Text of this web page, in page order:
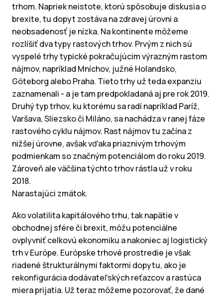
trhom. Napriek neistote, ktorú spôsobuje diskusia o
brexite, tu dopyt zostáva na zdravej úrovni a
neobsadenosť je nízka. Na kontinente môžeme
rozlíšiť dva typy rastových trhov. Prvým z nich sú
vyspelé trhy typické pokračujúcim výrazným rastom
nájmov, napríklad Mníchov, južné Holandsko,
Göteborg alebo Praha. Tieto trhy už teda expanziu
zaznamenali - a je tam predpokladaná aj pre rok 2019.
Druhý typ trhov, ku ktorému sa radí napríklad Paríž,
Varšava, Sliezsko či Miláno, sa nachádza v ranej fáze
rastového cyklu nájmov. Rast nájmov tu začína z
nižšej úrovne, avšak vďaka priaznivým trhovým
podmienkam so značným potenciálom do roku 2019.
Zároveň ale väčšina týchto trhov rástla už v roku
2018.
Narastajúci zmätok.
Ako volatilita kapitálového trhu, tak napätie v
obchodnej sfére či brexit, môžu potenciálne
ovplyvniť celkovú ekonomiku a nakoniec aj logistický
trh v Európe. Európske trhové prostredie je však
riadené štrukturálnymi faktormi dopytu, ako je
rekonfigurácia dodávateľských reťazcov a rastúca
miera prijatia. Už teraz môžeme pozorovať, že dané